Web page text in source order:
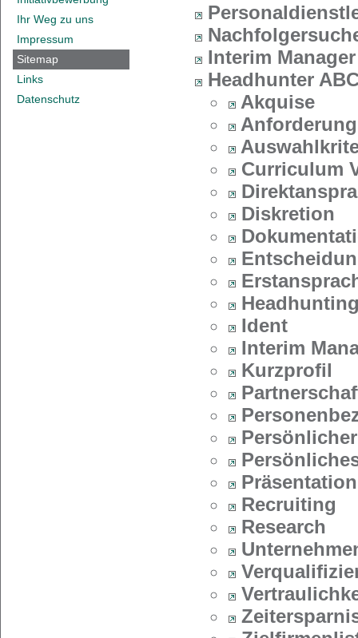
Ihr Weg zu uns
Impressum
Sitemap
Links
Datenschutz
Interim Manager
Headhunter
Akquise
Curriculum
Diskretion
Ident
Interim
Kurzprofil
Präsentation
Recruiting
Research